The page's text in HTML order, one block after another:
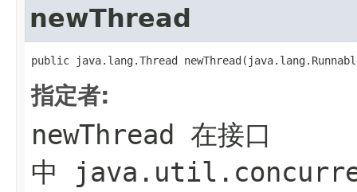
newThread
public java.lang.Thread
指定者:
newThread 在接口
中